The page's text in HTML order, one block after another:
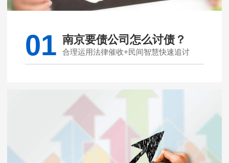
01 南京要债公司怎么讨债？
合理运用法律催收+民间智慧快速追讨